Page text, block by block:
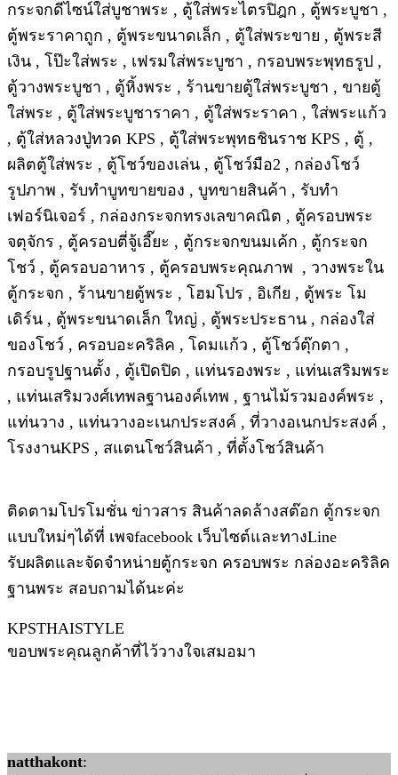
กระจกดีไซน์ใส่บูชาพระ , ตู้ใส่พระไตรปิฎก , ตู้พระบูชา ,
ตู้พระราคาถูก , ตู้พระขนาดเล็ก , ตู้ใส่พระขาย , ตู้พระสี
เงิน , โป๊ะใส่พระ , เฟรมใส่พระบูชา , กรอบพระพุทธรูป ,
ตู้วางพระบูชา , ตู้หิ้งพระ , ร้านขายตู้ใส่พระบูชา , ขายตู้
ใส่พระ , ตู้ใส่พระบูชาราคา , ตู้ใส่พระราคา , ใส่พระแก้ว
, ตู้ใส่หลวงปู่ทวด KPS , ตู้ใส่พระพุทธชินราช KPS , ตู้ ,
ผลิตตู้ใส่พระ , ตู้โชว์ของเล่น , ตู้โชว์มือ2 , กล่องโชว์
รูปภาพ , รับทำบูทขายของ , บูทขายสินค้า , รับทำ
เฟอร์นิเจอร์ , กล่องกระจกทรงเลขาคณิต , ตู้ครอบพระ
จตุจักร , ตู้ครอบตี่จู้เอี๊ยะ , ตู้กระจกขนมเค้ก , ตู้กระจก
โชว์ , ตู้ครอบอาหาร , ตู้ครอบพระคุณภาพ , วางพระใน
ตู้กระจก , ร้านขายตู้พระ , โฮมโปร , อิเกีย , ตู้พระ โม
เดิร์น , ตู้พระขนาดเล็ก ใหญ่ , ตู้พระประธาน , กล่องใส่
ของโชว์ , ครอบอะคริลิค , โดมแก้ว , ตู้โชว์ตุ๊กตา ,
กรอบรูปฐานตั้ง , ตู้เปิดปิด , แท่นรองพระ , แท่นเสริมพระ
, แท่นเสริมวงศ์เทพลฐานองค์เทพ , ฐานไม้รวมองค์พระ ,
แท่นวาง , แท่นวางอะเนกประสงค์ , ที่วางอเนกประสงค์ ,
โรงงานKPS , สแตนโชว์สินค้า , ที่ตั้งโชว์สินค้า
ติดตามโปรโมชั่น ข่าวสาร สินค้าลดล้างสต๊อก ตู้กระจก
แบบใหม่ๆได้ที่ เพจfacebook เว็บไซต์และทางLine
รับผลิตและจัดจำหน่ายตู้กระจก ครอบพระ กล่องอะคริลิค
ฐานพระ สอบถามได้นะค่ะ
KPSTHAISTYLE
ขอบพระคุณลูกค้าที่ไว้วางใจเสมอมา
natthakont: